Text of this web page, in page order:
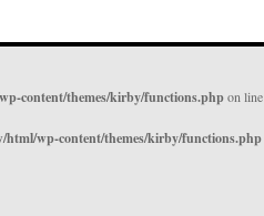
content/themes/kirby/functions.phpon line
html/wp-content/themes/kirby/functions.php